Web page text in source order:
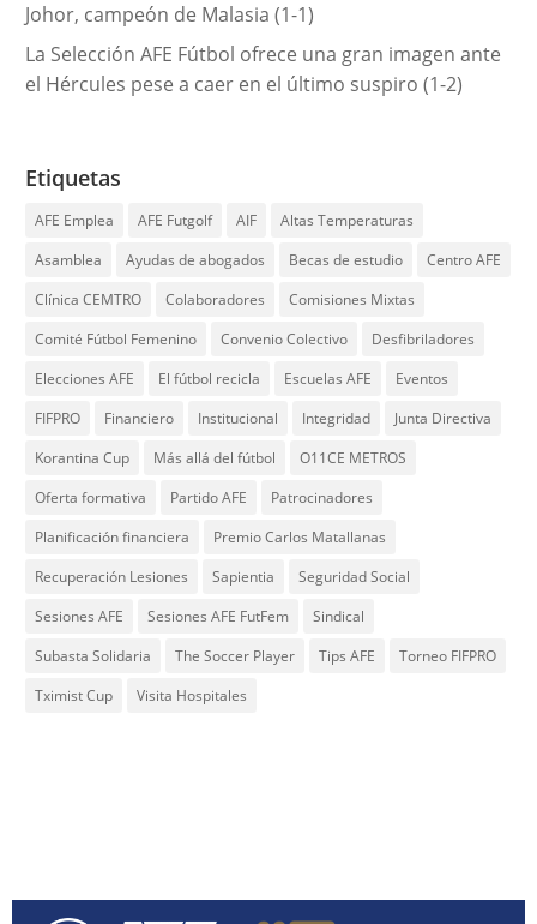
Johor, campeón de Malasia (1-1)
La Selección AFE Fútbol ofrece una gran imagen ante
el Hércules pese a caer en el último suspiro (1-2)
Etiquetas
AFE Emplea AFE Futgolf AIF
Altas Temperaturas
Asamblea
Ayudas de abogados Becas de estudio
Centro AFE
Clínica CEMTRO
Colaboradores
Comisiones Mixtas
Comité Fútbol Femenino
Convenio Colectivo
Desfibriladores
Elecciones AFE
El fútbol recicla Escuelas AFE
Eventos
FIFPRO
Financiero Institucional Integridad
Junta Directiva
Korantina Cup
Más allá del fútbol
O11CE METROS
Oferta formativa
Partido AFE
Patrocinadores
Planificación financiera
Premio Carlos Matallanas
Recuperación Lesiones
Sapientia
Seguridad Social
Sesiones AFE
Sesiones AFE FutFem
Sindical
Subasta Solidaria
The Soccer Player Tips AFE
Torneo FIFPRO
Tximist Cup
Visita Hospitales